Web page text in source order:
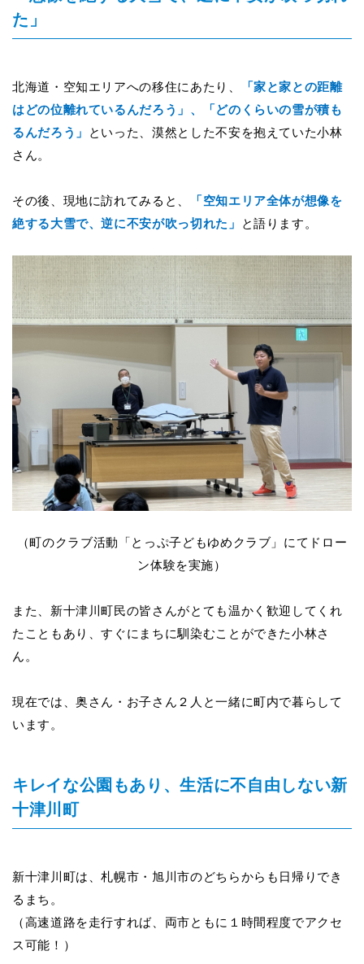
た」
北海道・空知エリアへの移住にあたり、
「家と家との距離
はどの位離れているんだろう」、「どのくらいの雪が積も
るんだろう」
といった、漠然とした不安を抱えていた小林
さん。
その後、現地に訪れてみると、
「空知エリア全体が想像を
絶する大雪で、逆に不安が吹っ切れた」
と語ります。
（町のクラブ活動「とっぷ子どもゆめクラブ」にてドロー
ン体験を実施）
また、新十津川町民の皆さんがとても温かく歓迎してくれ
たこともあり、すぐにまちに馴染むことができた小林さ
ん。
現在では、奥さん・お子さん２人と一緒に町内で暮らして
います。
キレイな公園もあり、生活に不自由しない新
十津川町
新十津川町は、札幌市・旭川市のどちらからも日帰りでき
るまち。
（高速道路を走行すれば、両市ともに１時間程度でアクセ
ス可能！）